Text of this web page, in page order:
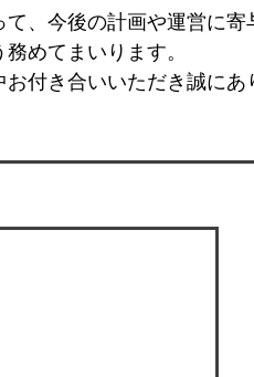
、今後の計画や運営に
めてまいります。
付き合いいただき誠にあ